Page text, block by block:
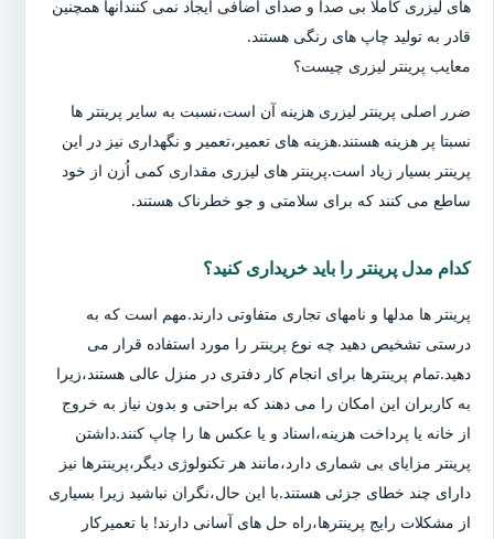
های لیزری کاملا بی صدا و صدای اضافی ایجاد نمی کنندآنها همچنین
قادر به تولید چاپ های رنگی هستند.
معایب پرینتر لیزری چیست؟
ضرر اصلی پرینتر لیزری هزینه آن است،نسبت به سایر پرینتر ها
نسبتا پر هزینه هستند.هزینه های تعمیر،تعمیر و نگهداری نیز در این
پرینتر بسیار زیاد است.پرینتر های لیزری مقداری کمی اُزن از خود
ساطع می کنند که برای سلامتی و جو خطرناک هستند.
کدام مدل پرینتر را باید خریداری کنید؟
پرینتر ها مدلها و نامهای تجاری متفاوتی دارند.مهم است که به
درستی تشخیص دهید چه نوع پرینتر را مورد استفاده قرار می
دهید.تمام پرینترها برای انجام کار دفتری در منزل عالی هستند،زیرا
به کاربران این امکان را می دهند که براحتی و بدون نیاز به خروج
از خانه یا پرداخت هزینه،اسناد و یا عکس ها را چاپ کنند.داشتن
پرینتر مزایای بی شماری دارد،مانند هر تکنولوژی دیگر،پرینترها نیز
دارای چند خطای جزئی هستند.با این حال،نگران نباشید زیرا بسیاری
از مشکلات رایج پرینترها،راه حل های آسانی دارند! با تعمیرکار